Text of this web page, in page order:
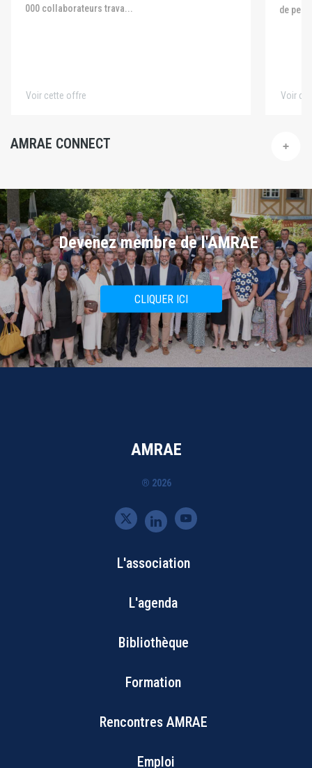
000 collaborateurs trava...
Voir cette offre
de
Voir
AMRAE CONNECT
Devenez membre de l'AMRAE
CLIQUER ICI
AMRAE
® 2026
Bottom
Footer
Menu
L'association
L'agenda
Bibliothèque
Formation
Rencontres AMRAE
Emploi